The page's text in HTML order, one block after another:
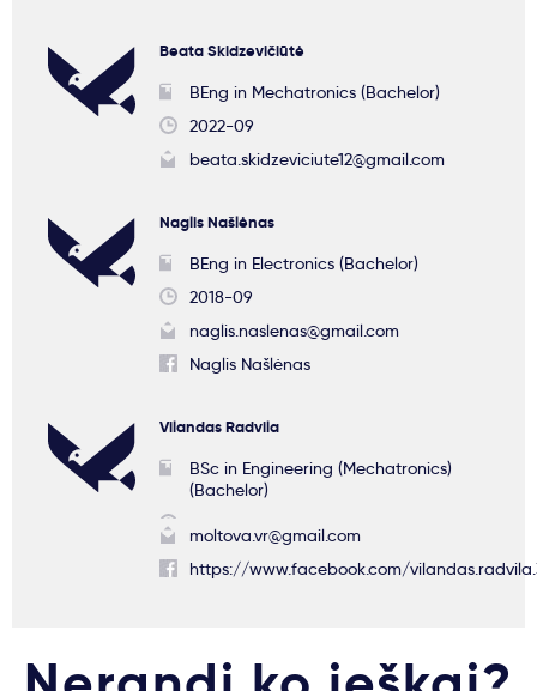
Beata Skidzevičiūtė
BEng in Mechatronics (Bachelor)
2022-09
beata.skidzeviciute12@gmail.com
Naglis Našlėnas
BEng in Electronics (Bachelor)
2018-09
naglis.naslenas@gmail.com
Naglis Našlėnas
Vilandas Radvila
BSc in Engineering (Mechatronics)
(Bachelor)
moltova.vr@gmail.com
https://www.facebook.com/